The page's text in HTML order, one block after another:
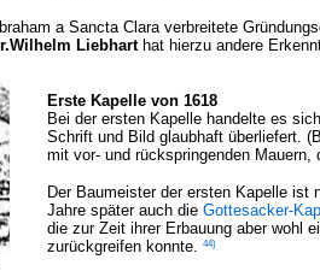
a Sancta Clara verbreitete
Liebharthat hierzu andere
Erste Kapelle von 1618
Bei der ersten Kapelle handelte es
Schrift und Bild glaubhaft überliefert.
mit vor- und rückspringenden
Der Baumeister der ersten Kapelle ist
Jahre später auch die Gottesacker-
die zur Zeit ihrer Erbauung aber wohl
zurückgreifen konnte. 44)